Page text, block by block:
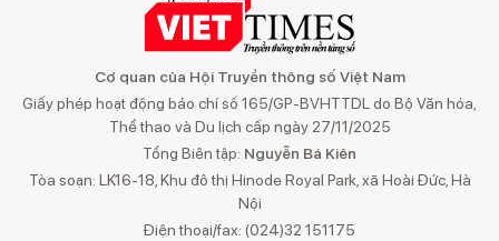
Cơ quan của Hội Truyền thông số Việt Nam
Giấy phép hoạt động báo chí số 165/GP-BVHTTDL do Bộ Văn hóa,
Thể thao và Du lịch cấp ngày 27/11/2025
Tổng Biên tập: Nguyễn Bá Kiên
Tòa soạn: LK16-18, Khu đô thị Hinode Royal Park, xã Hoài Đức, Hà
Nội
Điện thoại/fax: (024)32 151175